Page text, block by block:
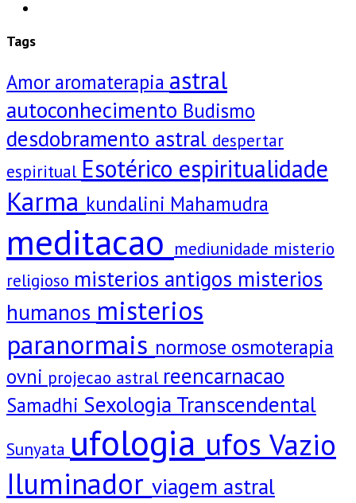
Tags
Amoraromaterapia astral
autoconhecimento Budismo
desdobramento astral despertar
espiritual Esotérico espiritualidade
Karma kundalini Mahamudra
meditacao mediunidade misterio
religioso misterios antigos misterios
humanos misterios
paranormais normose osmoterapia
ovni projecao astral reencarnacao
Samadhi Sexologia Transcendental
Sunyata ufologia ufos Vazio
Iluminador viagem astral